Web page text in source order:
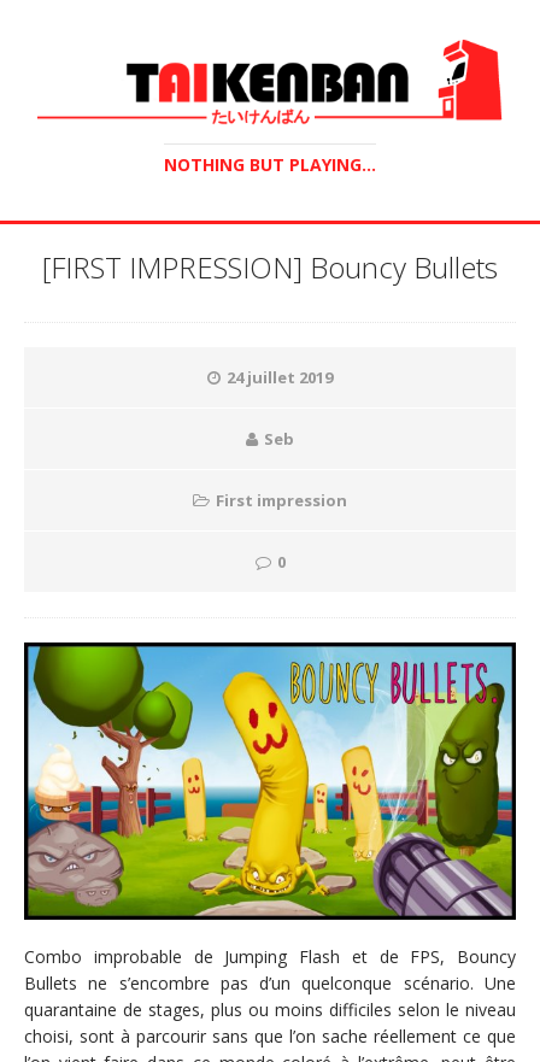
NOTHING BUT PLAYING...
[FIRST IMPRESSION] Bouncy Bullets
24 juillet 2019
Seb
First impression
0
Combo improbable de Jumping Flash et de FPS, Bouncy
Bullets ne s’encombre pas d’un quelconque scénario. Une
quarantaine de stages, plus ou moins difficiles selon le niveau
choisi, sont à parcourir sans que l’on sache réellement ce que